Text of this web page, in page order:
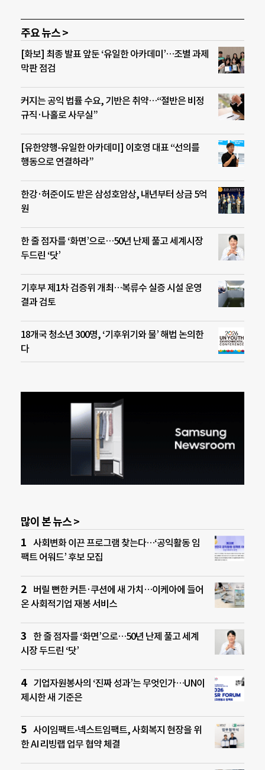
주요 뉴스 >
[화보] 최종 발표 앞둔 ‘유일한 아카데미’…조별 과제
막판 점검
커지는 공익 법률 수요, 기반은 취약…“절반은 비정
규직·나홀로 사무실”
[유한양행-유일한 아카데미] 이호영 대표 “선의를
행동으로 연결하라”
한강·허준이도 받은 삼성호암상, 내년부터 상금 5억
원
한 줄 점자를 ‘화면’으로…50년 난제 풀고 세계시장
두드린 ‘닷’
기후부 제1차 검증위 개최…복류수 실증 시설 운영
결과 검토
18개국 청소년 300명, ‘기후위기와 물’ 해법 논의한
다
많이 본 뉴스 >
사회변화 이끈 프로그램 찾는다…‘공익활동 임
팩트 어워드’ 후보 모집
버릴 뻔한 커튼·쿠션에 새 가치…이케아에 들어
온 사회적기업 재봉 서비스
한 줄 점자를 ‘화면’으로…50년 난제 풀고 세계
시장 두드린 ‘닷’
기업자원봉사의 ‘진짜 성과’는 무엇인가…UN이
제시한 새 기준은
사이임팩트-넥스트임팩트, 사회복지 현장을 위
한 AI 리빙랩 업무 협약 체결